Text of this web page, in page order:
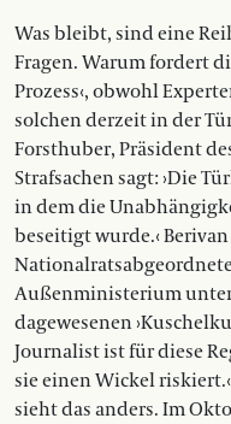
Was bleibt, sind eine
Fragen. Warum fordert
Prozess‹, obwohl
solchen derzeit in der
Forsthuber, Präsident
Strafsachen sagt: ›Die
in dem die
beseitigt wurde.‹
Außenministerium
dagewesenen
Journalist ist für diese
sie einen Wickel
sieht das anders. Im